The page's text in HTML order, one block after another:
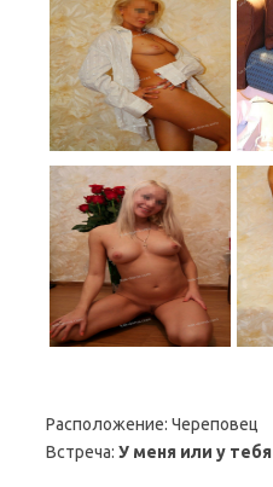
Расположение: Череповец
Встреча: У меня или у тебя